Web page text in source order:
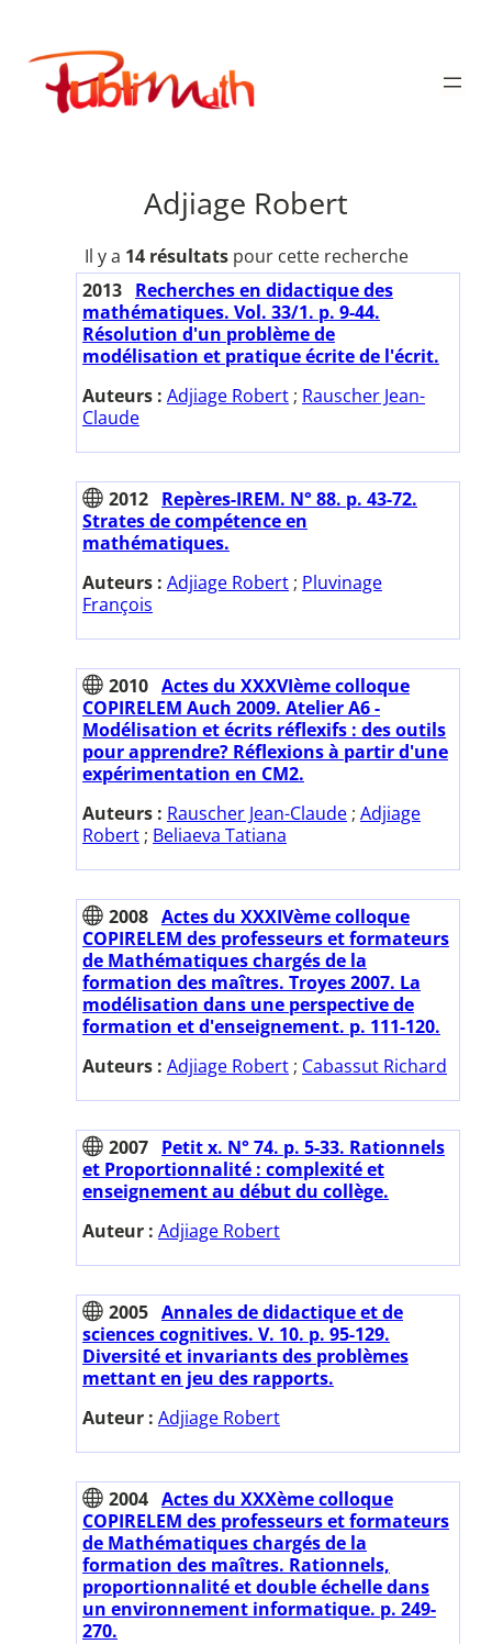
contenu
Publimath
Adjiage Robert
Il y a 14 résultatspour cette recherche
2013 Recherches en didactique des
mathématiques. Vol. 33/1. p. 9-44.
Résolution d'un problème de
modélisation et pratique écrite de l'écrit.
Auteurs : Adjiage Robert ; Rauscher Jean-
Claude
2012 Repères-IREM. N° 88. p. 43-72.
Strates de compétence en
mathématiques.
Auteurs : Adjiage Robert ; Pluvinage
François
2010 Actes du XXXVIème colloque
COPIRELEM Auch 2009. Atelier A6 -
Modélisation et écrits réflexifs : des outils
pour apprendre? Réflexions à partir d'une
expérimentation en CM2.
Auteurs : Rauscher Jean-Claude ; Adjiage
Robert ; Beliaeva Tatiana
2008 Actes du XXXIVème colloque
COPIRELEM des professeurs et formateurs
de Mathématiques chargés de la
formation des maîtres. Troyes 2007. La
modélisation dans une perspective de
formation et d'enseignement. p. 111-120.
Auteurs : Adjiage Robert ; Cabassut Richard
2007 Petit x. N° 74. p. 5-33. Rationnels
et Proportionnalité : complexité et
enseignement au début du collège.
Auteur : Adjiage Robert
2005 Annales de didactique et de
sciences cognitives. V. 10. p. 95-129.
Diversité et invariants des problèmes
mettant en jeu des rapports.
Auteur : Adjiage Robert
2004 Actes du XXXème colloque
COPIRELEM des professeurs et formateurs
de Mathématiques chargés de la
formation des maîtres. Rationnels,
proportionnalité et double échelle dans
un environnement informatique. p. 249-
270.